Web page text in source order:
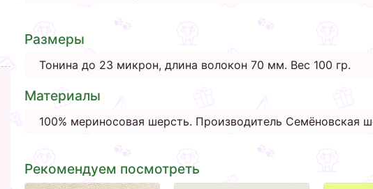
Размеры
Тонина до 23 микрон, длина волокон 70 мм. Вес 100 гр.
Материалы
100% мериносовая шерсть. Производитель Семёновская
Рекомендуем посмотреть